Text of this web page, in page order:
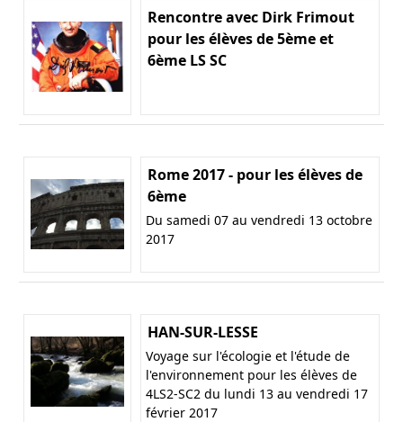
Rencontre avec Dirk Frimout
pour les élèves de 5ème et
6ème LS SC
Rome 2017 - pour les élèves de
6ème
Du samedi 07 au vendredi 13 octobre
2017
HAN-SUR-LESSE
Voyage sur l'écologie et l'étude de
l'environnement pour les élèves de
4LS2-SC2 du lundi 13 au vendredi 17
février 2017